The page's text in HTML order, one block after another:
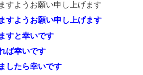
すようお願い申し上げます
すようお願い申し上げます
すと幸いです
ば幸いです
したら幸いです